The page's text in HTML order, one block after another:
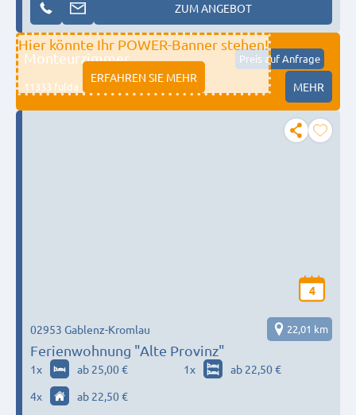
ZUM ANGEBOT
Hier könnte Ihr POWER-Banner stehen!
ERFAHREN SIE MEHR
Monteurzimmer Preis auf Anfrage
11333 fulda MEHR
4
Ferienwohnung "Alte Provinz"
02953 Gablenz-Kromlau 22,01 km
1x ab 25,00 € 1x
ab 22,50 €
4x ab 22,50 €